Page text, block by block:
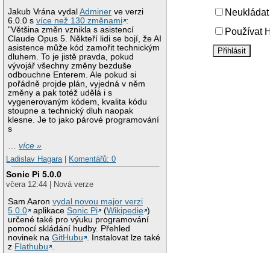
Jakub Vrána vydalAdminer ve verzi
6.0.0 svíce než 130 změnami :
"Většina změn vznikla s asistencí
Claude Opus 5. Někteří lidi se bojí, že AI
asistence může kód zamořit technickým
dluhem. To je jistě pravda, pokud
vývojář všechny změny bezduše
odbouchne Enterem. Ale pokud si
pořádně projde plán, vyjedná v něm
změny a pak totéž udělá i s
vygenerovaným kódem, kvalita kódu
stoupne a technický dluh naopak
klesne. Je to jako párové programování
s
…více »
Ladislav Hagara
Komentářů: 0
Sonic Pi 5.0.0
včera 12:44 | Nová verze
Sam Aaronvydal novou major verzi
5.0.0
aplikaceSonic Pi (Wikipedie )
určené také pro výuku programování
pomocí skládání hudby. Přehled
novinek naGitHubu . Instalovat lze také
z Flathubu .
Používat